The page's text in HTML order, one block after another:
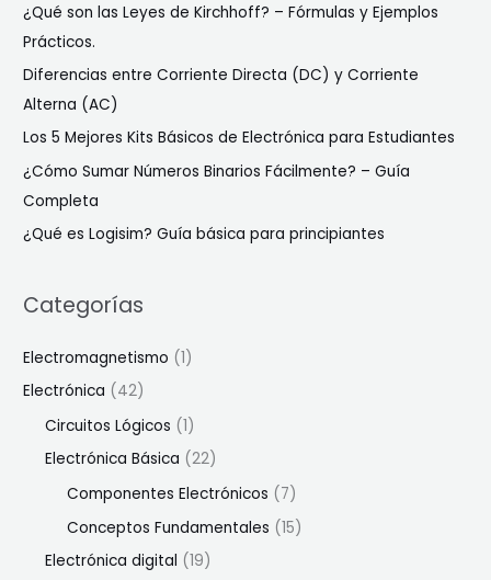
¿Qué son las Leyes de Kirchhoff? – Fórmulas y Ejemplos
Prácticos.
Diferencias entre Corriente Directa (DC) y Corriente
Alterna (AC)
Los 5 Mejores Kits Básicos de Electrónica para Estudiantes
¿Cómo Sumar Números Binarios Fácilmente? – Guía
Completa
¿Qué es Logisim? Guía básica para principiantes
Categorías
Electromagnetismo (1)
Electrónica (42)
Circuitos Lógicos (1)
Electrónica Básica (22)
Componentes Electrónicos (7)
Conceptos Fundamentales (15)
Electrónica digital (19)